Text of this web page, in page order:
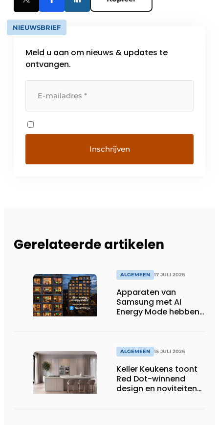
NIEUWSBRIEF
Meld u aan om nieuws & updates te
ontvangen.
Gerelateerde artikelen
ALGEMEEN 17 JULI 2026
Apparaten van
Samsung met AI
Energy Mode hebben
huishoudens, wat
wassen van 22.023.110
voetbalshirts
ALGEMEEN 15 JULI 2026
Keller Keukens toont
Red Dot-winnend
design en noviteiten